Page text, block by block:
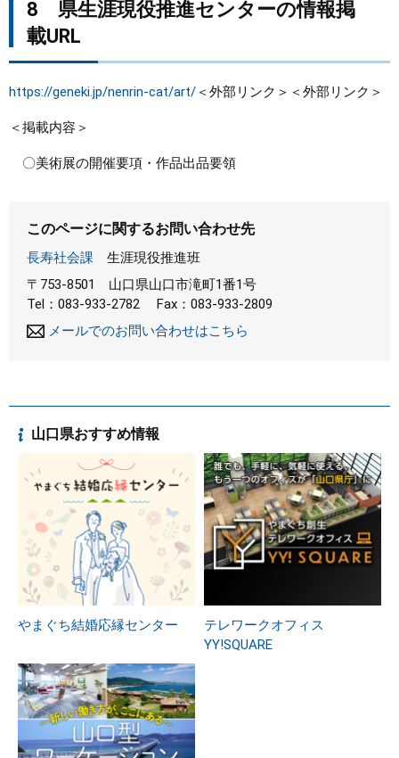
8 県生涯現役推進センターの情報掲
載URL
https://geneki.jp/nenrin-cat/art/ ＜外部リンク＞ ＜外部リンク＞
＜掲載内容＞
〇美術展の開催要項・作品出品要領
このページに関するお問い合わせ先
長寿社会課
生涯現役推進班
〒753-8501
山口県山口市滝町1番1号
Tel：083-933-2782
Fax：083-933-2809
メールでのお問い合わせはこちら
山口県おすすめ情報
やまぐち結婚応縁センター
テレワークオフィス
YY!SQUARE